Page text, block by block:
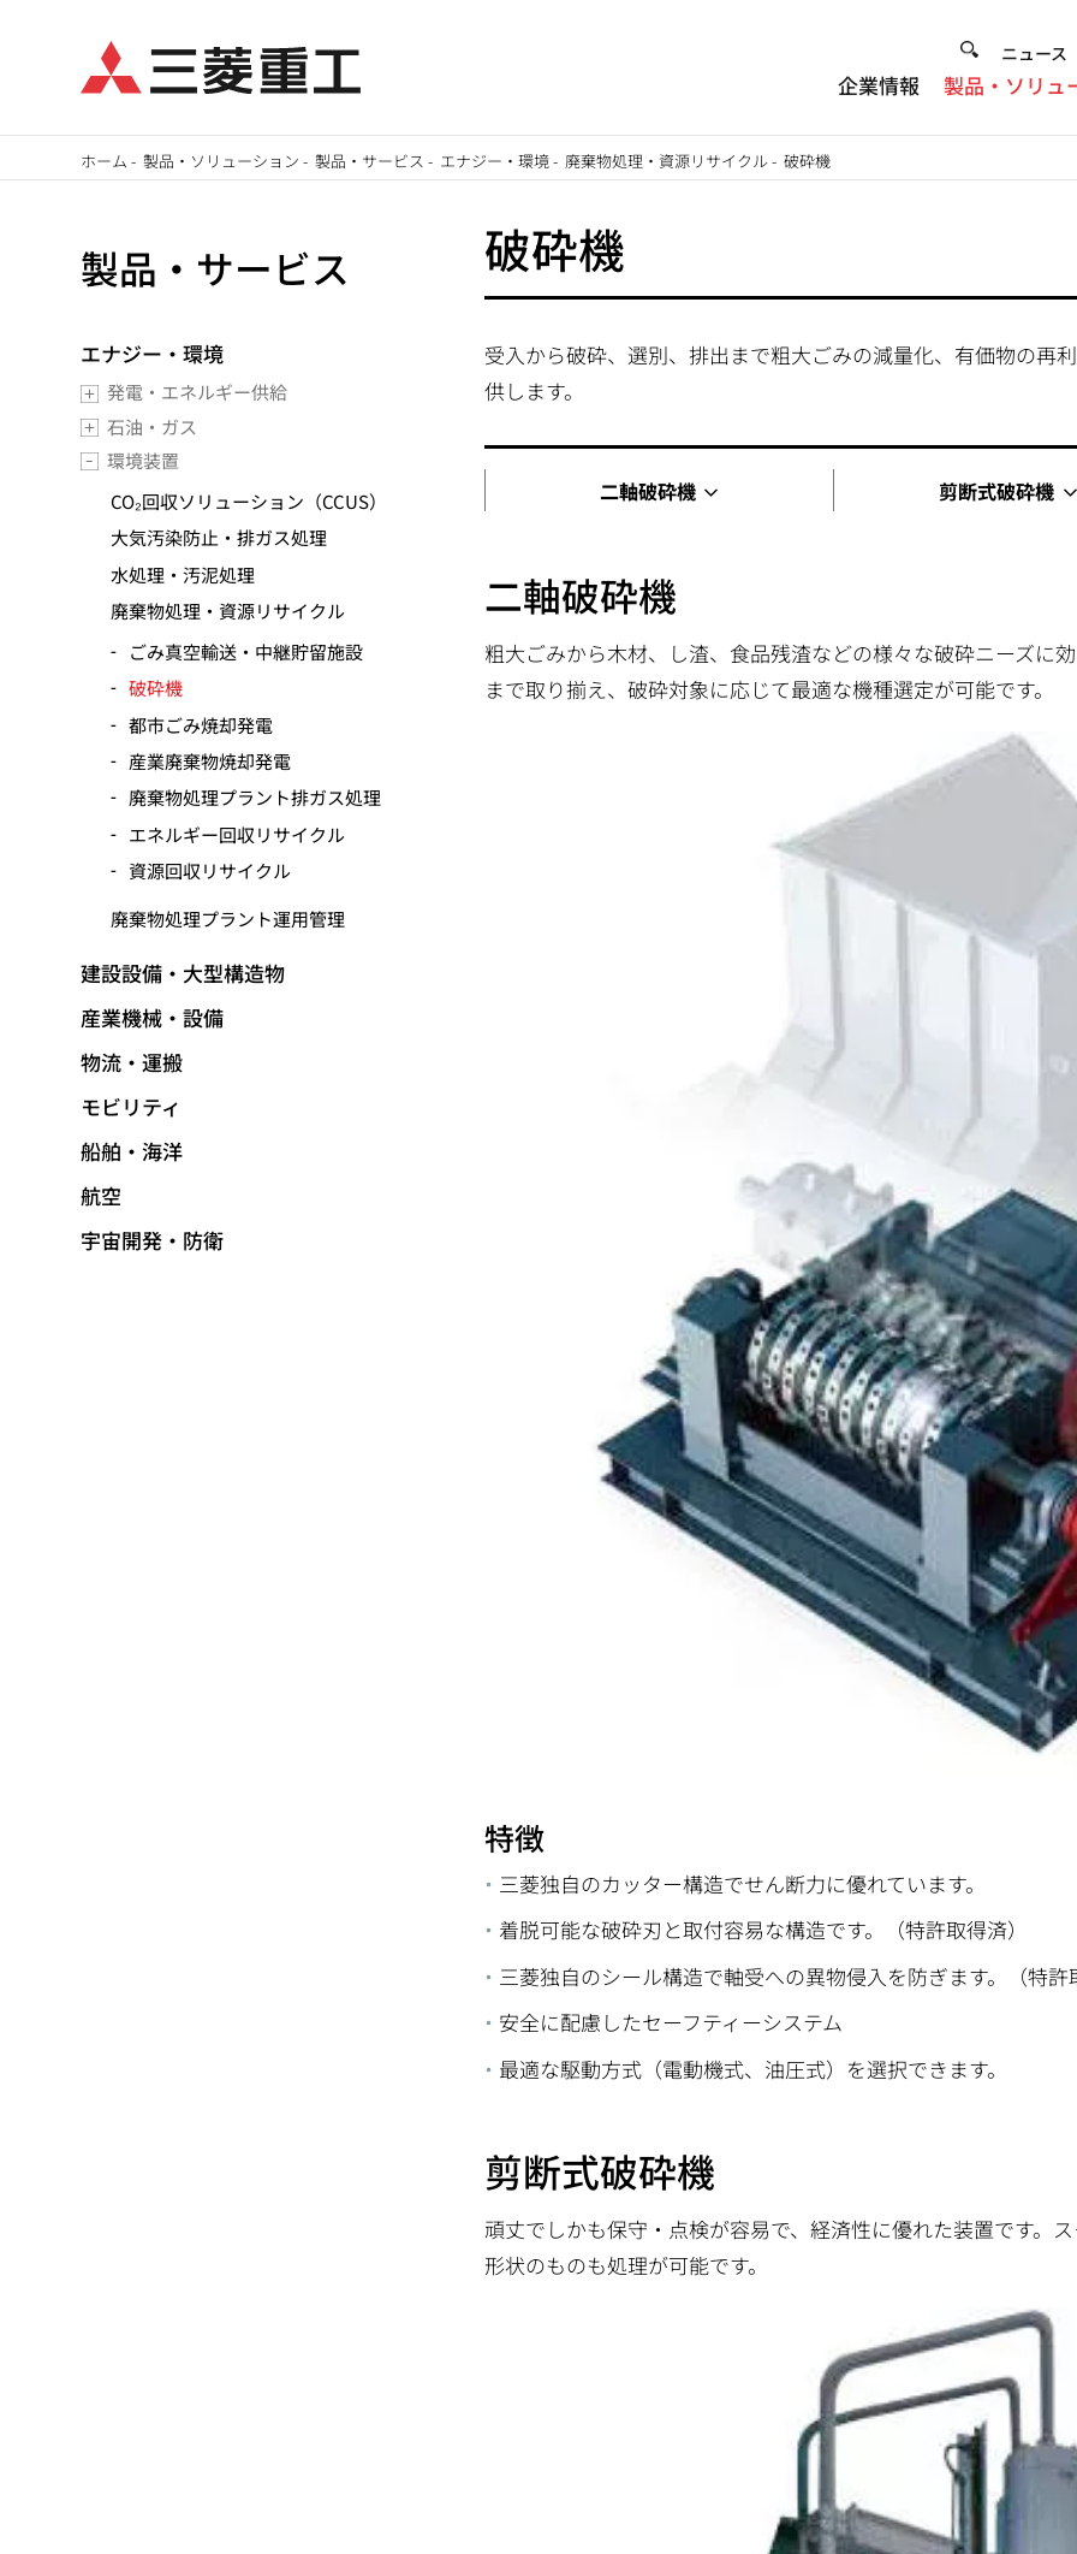
イ
ニュース
企業情報 製品・ソリュ
ホーム -製品・ソリューション -製品・サービス - エナジー・環境- 廃棄物処理・資源リサイクル -破砕機
破砕機
受入から破砕、選別、排出まで粗大ごみの減量化、有価物の再
供します。
二軸破砕機 剪断式破砕機
二軸破砕機
粗大ごみから木材、し渣、食品残渣などの様々な破砕ニーズに
まで取り揃え、破砕対象に応じて最適な機種選定が可能です。
特徴
三菱独自のカッター構造でせん断力に優れています。
着脱可能な破砕刃と取付容易な構造です。（特許取得済）
三菱独自のシール構造で軸受への異物侵入を防ぎます。（特許
安全に配慮したセーフティーシステム
最適な駆動方式（電動機式、油圧式）を選択できます。
剪断式破砕機
頑丈でしかも保守・点検が容易で、経済性に優れた装置です。
形状のものも処理が可能です。
製品・サービス
エナジー・環境
発電・エネルギー供給
石油・ガス
環境装置
CO₂回収ソリューション（CCUS）
大気汚染防止・排ガス処理
水処理・汚泥処理
廃棄物処理・資源リサイクル
ごみ真空輸送・中継貯留施設
破砕機
都市ごみ焼却発電
産業廃棄物焼却発電
廃棄物処理プラント排ガス処理
エネルギー回収リサイクル
資源回収リサイクル
廃棄物処理プラント運用管理
建設設備・大型構造物
産業機械・設備
物流・運搬
モビリティ
船舶・海洋
航空
宇宙開発・防衛